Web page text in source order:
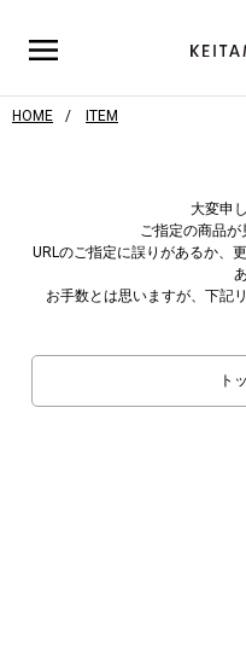
HOME ITEM
大変申
ご指定の商品が
URLのご指定に誤りがあるか、
お手数とは思いますが、下記
ト